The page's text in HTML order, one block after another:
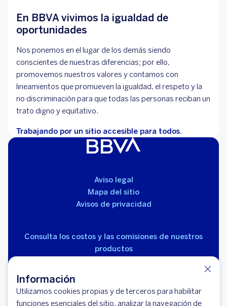
Información
Utilizamos cookies propias y de terceros para habilitar
funciones esenciales del sitio, analizar la navegación de
En BBVA vivimos la igualdad de
oportunidades
Nos ponemos en el lugar de los demás siendo
conscientes de nuestras diferencias; por ello,
promovemos nuestros valores y contamos con
lineamientos que promueven la igualdad, el respeto y la
no discriminación para que todas las personas reciban un
trato digno y equitativo.
Trabajando por un sitio accesible para todos.
Aviso legal
Mapa del sitio
Avisos de privacidad
Consulta los costos y las comisiones de nuestros
productos